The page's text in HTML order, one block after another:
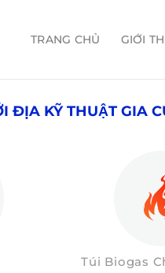
TRANG CHỦ GIỚI
ĐỊA KỸ THUẬT GIA
Túi Biogas